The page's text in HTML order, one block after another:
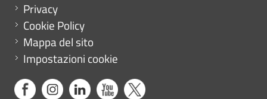
Privacy
Cookie Policy
Mappa del sito
Impostazioni cookie